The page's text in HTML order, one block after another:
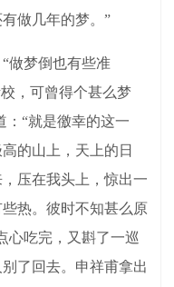
做几年的梦。”
梦倒也有些准
，可曾得个甚么梦
：“就是徼幸的这一
的山上，天上的日
压在我头上，惊出一
热。彼时不知甚么原
心吃完，又斟了一巡
了回去。申祥甫拿出